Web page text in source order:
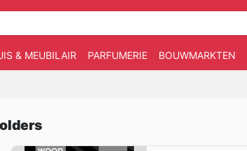
& MEUBILAIR PARFUMERIE BOUWMARKTEN